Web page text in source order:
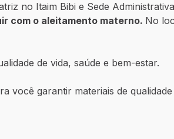
no Itaim Bibi e Sede
com o aleitamento materno. No
de vida, saúde e bem-estar.
você garantir materiais de